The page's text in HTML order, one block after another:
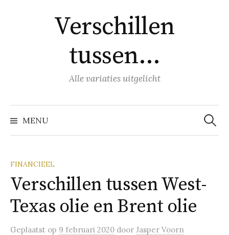
Verschillen
tussen…
Alle variaties uitgelicht
MENU
Zoeken
naar:
FINANCIEEL
Verschillen tussen West-
Texas olie en Brent olie
Geplaatst op 9 februari 2020 door Jasper Voorn